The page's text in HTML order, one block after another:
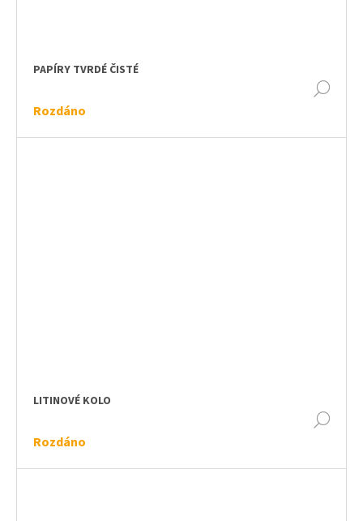
PAPÍRY TVRDÉ ČISTÉ
Rozdáno
LITINOVÉ KOLO
Rozdáno